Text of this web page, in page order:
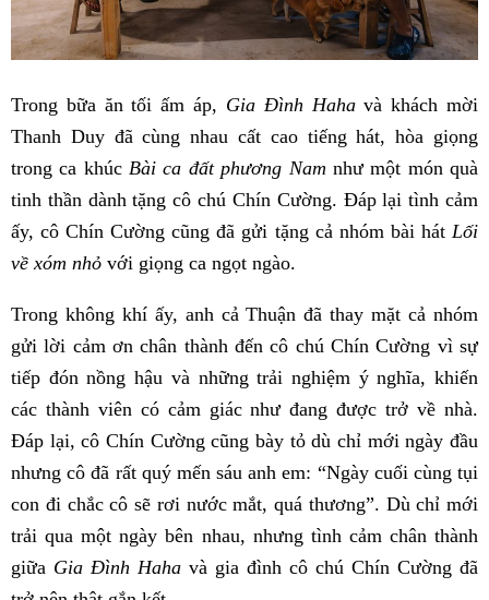
Trong bữa ăn tối ấm áp, Gia Đình Hahavà khách mời
Thanh Duy đã cùng nhau cất cao tiếng hát, hòa giọng
trong ca khúc Bài ca đất phương Nam như một món quà
tinh thần dành tặng cô chú Chín Cường. Đáp lại tình cảm
ấy, cô Chín Cường cũng đã gửi tặng cả nhóm bài hátLối
về xóm nhỏ với giọng ca ngọt ngào.
Trong không khí ấy, anh cả Thuận đã thay mặt cả nhóm
gửi lời cảm ơn chân thành đến cô chú Chín Cường vì sự
tiếp đón nồng hậu và những trải nghiệm ý nghĩa, khiến
các thành viên có cảm giác như đang được trở về nhà.
Đáp lại, cô Chín Cường cũng bày tỏ dù chỉ mới ngày đầu
nhưng cô đã rất quý mến sáu anh em: “Ngày cuối cùng tụi
con đi chắc cô sẽ rơi nước mắt, quá thương”. Dù chỉ mới
trải qua một ngày bên nhau, nhưng tình cảm chân thành
giữa Gia Đình Haha và gia đình cô chú Chín Cường đã